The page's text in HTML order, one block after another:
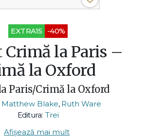
EXTRA15 -40%
Crimă la Paris –
la Oxford
Paris/Crimă la Oxford
Matthew Blake, Ruth Ware
Editura: Trei
Afișează mai mult